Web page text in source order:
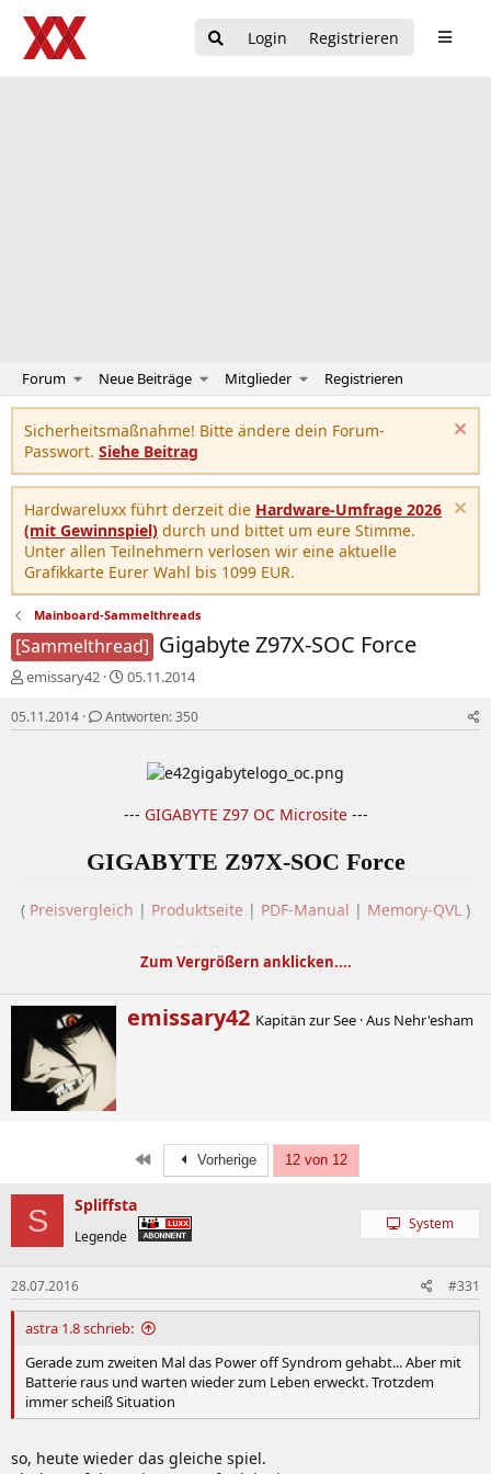
Login Registrieren
Forum Neue Beiträge Mitglieder Registrieren
Sicherheitsmaßnahme! Bitte ändere dein Forum-
Passwort. Siehe Beitrag
Hardwareluxx führt derzeit die Hardware-Umfrage 2026
(mit Gewinnspiel) durch und bittet um eure Stimme.
Unter allen Teilnehmern verlosen wir eine aktuelle
Grafikkarte Eurer Wahl bis 1099 EUR.
Mainboard-Sammelthreads
[Sammelthread] Gigabyte Z97X-SOC Force
E
s
t
emissary42
E
s
t
t
m
05.11.2014
05.11.2014 Antworten: 350
--- GIGABYTE Z97 OC Microsite---
GIGABYTE Z97X-SOC Force
( Preisvergleich | Produktseite | PDF-Manual | Memory-QVL )
GIGABYTE Z97X-SOC Force @ hwbot
Spezifikationen
number
EAN
4719331812232
Form factor ATX (305x244mm)
CPU
Chipset
Intel® Z97
Memory
Channels: Dual
Corresponding standard: DDR3
3300 (OC) / 3200 (OC) / 3100 (OC) / 3000 (OC) /
2500 (OC) / 2400 (OC) / 2200 (OC) / 2133 (OC) /
Zum Vergrößern anklicken....
W
r
emissary42 Kapitän zur See ·Aus Nehr'esham
Erste Vorherige 12 von 12
S Spliffsta
Legende
System
28.07.2016 #331
astra 1.8 schrieb:
Gerade zum zweiten Mal das Power off Syndrom gehabt... Aber mit
Batterie raus und warten wieder zum Leben erweckt. Trotzdem
immer scheiß Situation
so, heute wieder das gleiche spiel.